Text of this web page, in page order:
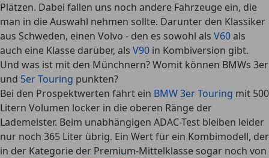
Plätzen. Dabei fallen uns noch andere Fahrzeuge ein, die
man in die Auswahl nehmen sollte. Darunter den Klassiker
aus Schweden, einen Volvo - den es sowohl als V60als
auch eine Klasse darüber, als V90 in Kombiversion gibt.
Und was ist mit den Münchnern? Womit können BMWs 3er
und 5er Touring punkten?
Bei den Prospektwerten fährt ein BMW 3er Touring mit 500
Litern Volumen locker in die oberen Ränge der
Lademeister. Beim unabhängigen ADAC-Test bleiben leider
nur noch 365 Liter übrig. Ein Wert für ein Kombimodell, der
in der Kategorie der Premium-Mittelklasse sogar noch von